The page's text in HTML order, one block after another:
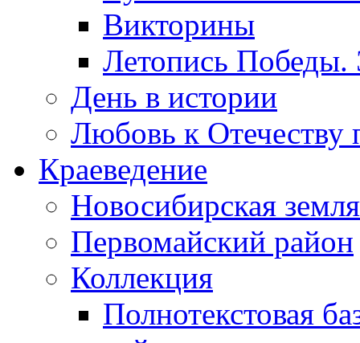
Викторины
Летопись Победы.
День в истории
Любовь к Отечеству
Краеведение
Новосибирская земля
Первомайский район
Коллекция
Полнотекстовая